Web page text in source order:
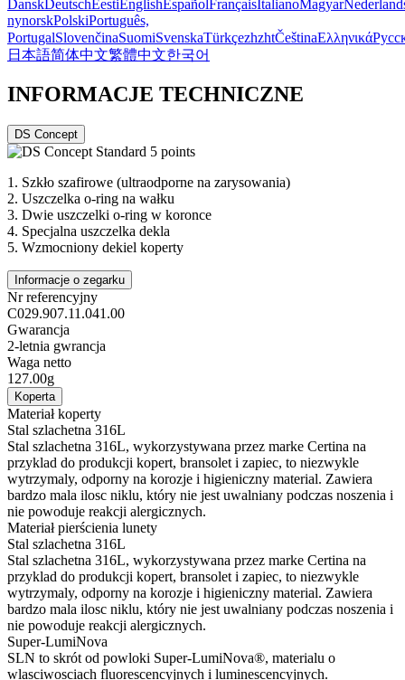
Dansk Deutsch Eesti English Español Français ItalianoMagyar
nynorskPolskiPortuguês,
PortugalSlovenčinaSuomiSvenskaTürkçezhzhtČeštinaΕλληνικά
日本語简体中文繁體中文한국어
INFORMACJE TECHNICZNE
DS Concept
1. Szkło szafirowe (ultraodporne na zarysowania)
2. Uszczelka o-ring na wałku
3. Dwie uszczelki o-ring w koronce
4. Specjalna uszczelka dekla
5. Wzmocniony dekiel koperty
Informacje o zegarku
Nr referencyjny
C029.907.11.041.00
Gwarancja
2-letnia gwrancja
Waga netto
127.00g
Koperta
Materiał koperty
Stal szlachetna 316L
Stal szlachetna 316L, wykorzystywana przez marke Certina na
przyklad do produkcji kopert, bransolet i zapiec, to niezwykle
wytrzymaly, odporny na korozje i higieniczny material. Zawiera
bardzo mala ilosc niklu, który nie jest uwalniany podczas noszenia i
nie powoduje reakcji alergicznych.
Materiał pierścienia lunety
Stal szlachetna 316L
Stal szlachetna 316L, wykorzystywana przez marke Certina na
przyklad do produkcji kopert, bransolet i zapiec, to niezwykle
wytrzymaly, odporny na korozje i higieniczny material. Zawiera
bardzo mala ilosc niklu, który nie jest uwalniany podczas noszenia i
nie powoduje reakcji alergicznych.
Super-LumiNova
SLN to skrót od powloki Super-LumiNova®, materialu o
wlasciwosciach fluorescencyjnych i luminescencyjnych.